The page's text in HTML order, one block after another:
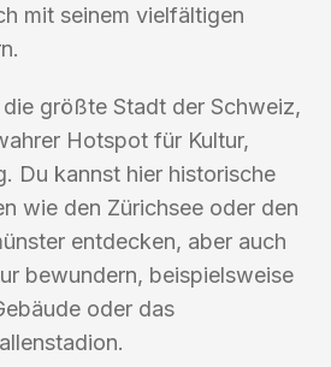
mit seinem vielfältigen
größte Stadt der Schweiz,
Hotspot für Kultur,
Du kannst hier historische
wie den Zürichsee oder den
entdecken, aber auch
bewundern, beispielsweise
oder das